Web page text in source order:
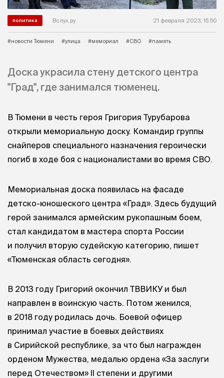
политика Вслух.ру 21 февраля 2023, 15:50
#новости Тюмени #улица #мемориал #СВО #память
Доска украсила стену детского центра
"Град", где занимался тюменец.
В Тюмени в честь героя Григория Турубарова
открыли мемориальную доску. Командир группы
снайперов специального назначения героически
погиб в ходе боя с националистами во время СВО.
Мемориальная доска появилась на фасаде
детско-юношеского центра «Град». Здесь будущий
герой занимался армейским рукопашным боем,
стал кандидатом в мастера спорта России
и получил вторую судейскую категорию, пишет
«Тюменская область сегодня».
В 2013 году Григорий окончил ТВВИКУ и был
направлен в воинскую часть. Потом женился,
в 2018 году родилась дочь. Боевой офицер
принимал участие в боевых действиях
в Сирийской республике, за что был награжден
орденом Мужества, медалью ордена «За заслуги
перед Отечеством» II степени и другими